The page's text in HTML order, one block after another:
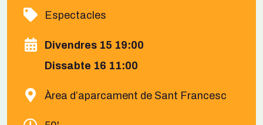
Espectacles
Divendres 15 19:00
Dissabte 16 11:00
Àrea d’aparcament de Sant Francesc